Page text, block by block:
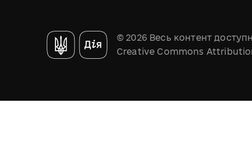
© 2026 Весь контент
Creative Commons